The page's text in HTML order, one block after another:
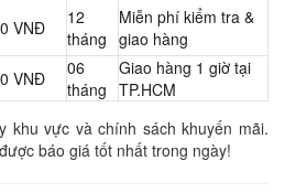
VNĐ
12
tháng
Miễn phí kiểm tra &
giao hàng
VNĐ
06
tháng
Giao hàng 1 giờ tại
TP.HCM
khu vực và chính sách khuyến mãi.
báo giá tốt nhất trong ngày!